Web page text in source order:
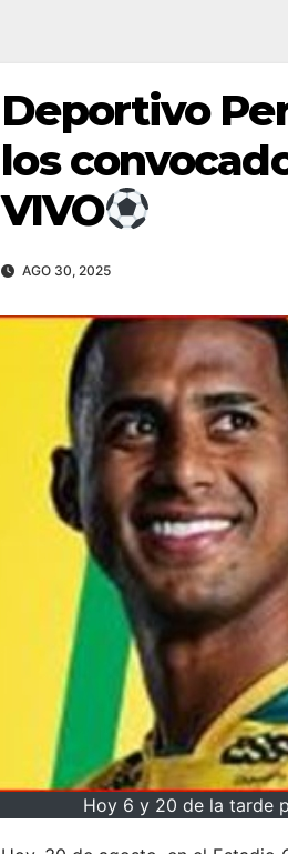
Deportivo
los
VIVO
AGO 30, 2025
Hoy 6 y 20 de la tarde